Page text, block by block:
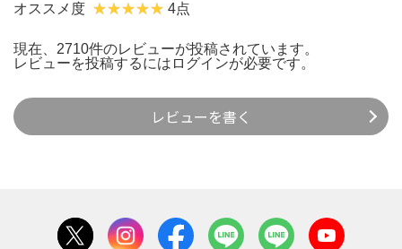
オススメ度 4点
現在、2710件のレビューが投稿されています。
レビューを投稿するには ログインが必要です。
レビューを書く